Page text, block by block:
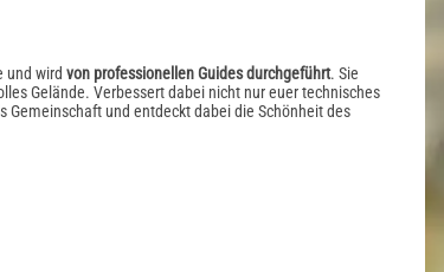
und wird von professionellen Guides durchgeführt. Sie
Gelände. Verbessert dabei nicht nur euer technisches
und entdeckt dabei die Schönheit des